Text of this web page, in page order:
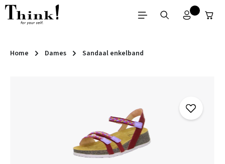
Ga naar de hoofdinhoud
Home Dames Sandaal enkelband